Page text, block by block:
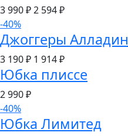
3 990 ₽2 594₽
-40%
Джоггеры Алладин
3 190 ₽ 1 914₽
Юбка плиссе
2 990₽
-40%
Юбка Лимитед